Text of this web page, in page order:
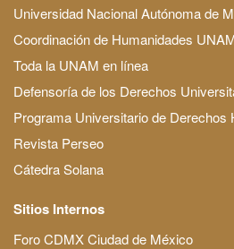
Universidad Nacional Autónoma de
Coordinación de Humanidades
Toda la UNAM en línea
Defensoría de los Derechos
Programa Universitario de Derechos
Revista Perseo
Cátedra Solana
Sitios Internos
Foro CDMX Ciudad de México